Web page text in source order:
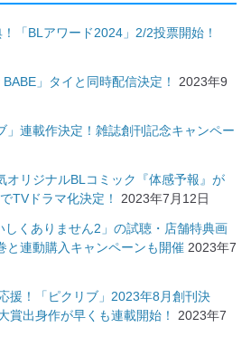
「BLアワード2024」2/2投票開始！
」タイと同時配信決定！
2023年9
」連載作決定！雑誌創刊記念キャンペー
オリジナルBLコミック『体感予報』が
TVドラマ化決定！
2023年7月12日
しくありません2」の試聴・店舗特典画
と連動購入キャンペーンも開催 2023年7
援！「ピクリブ」2023年8月創刊決
出身作が早くも連載開始！
2023年7